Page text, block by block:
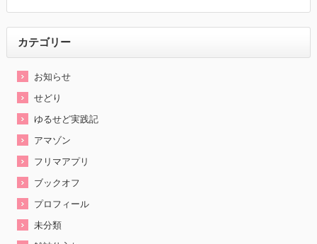
カテゴリー
お知らせ
せどり
ゆるせど実践記
アマゾン
フリマアプリ
ブックオフ
プロフィール
未分類